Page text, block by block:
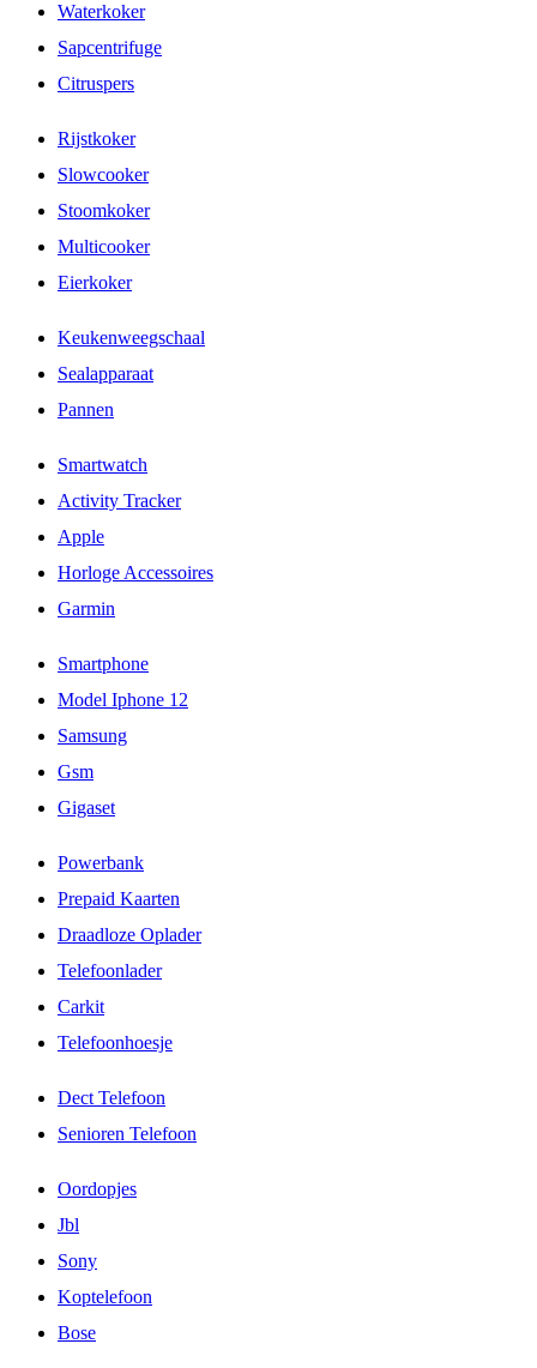
Waterkoker
Sapcentrifuge
Citruspers
Rijstkoker
Slowcooker
Stoomkoker
Multicooker
Eierkoker
Keukenweegschaal
Sealapparaat
Pannen
Smartwatch
Activity Tracker
Apple
Horloge Accessoires
Garmin
Smartphone
Model Iphone 12
Samsung
Gsm
Gigaset
Powerbank
Prepaid Kaarten
Draadloze Oplader
Telefoonlader
Carkit
Telefoonhoesje
Dect Telefoon
Senioren Telefoon
Oordopjes
Jbl
Sony
Koptelefoon
Bose